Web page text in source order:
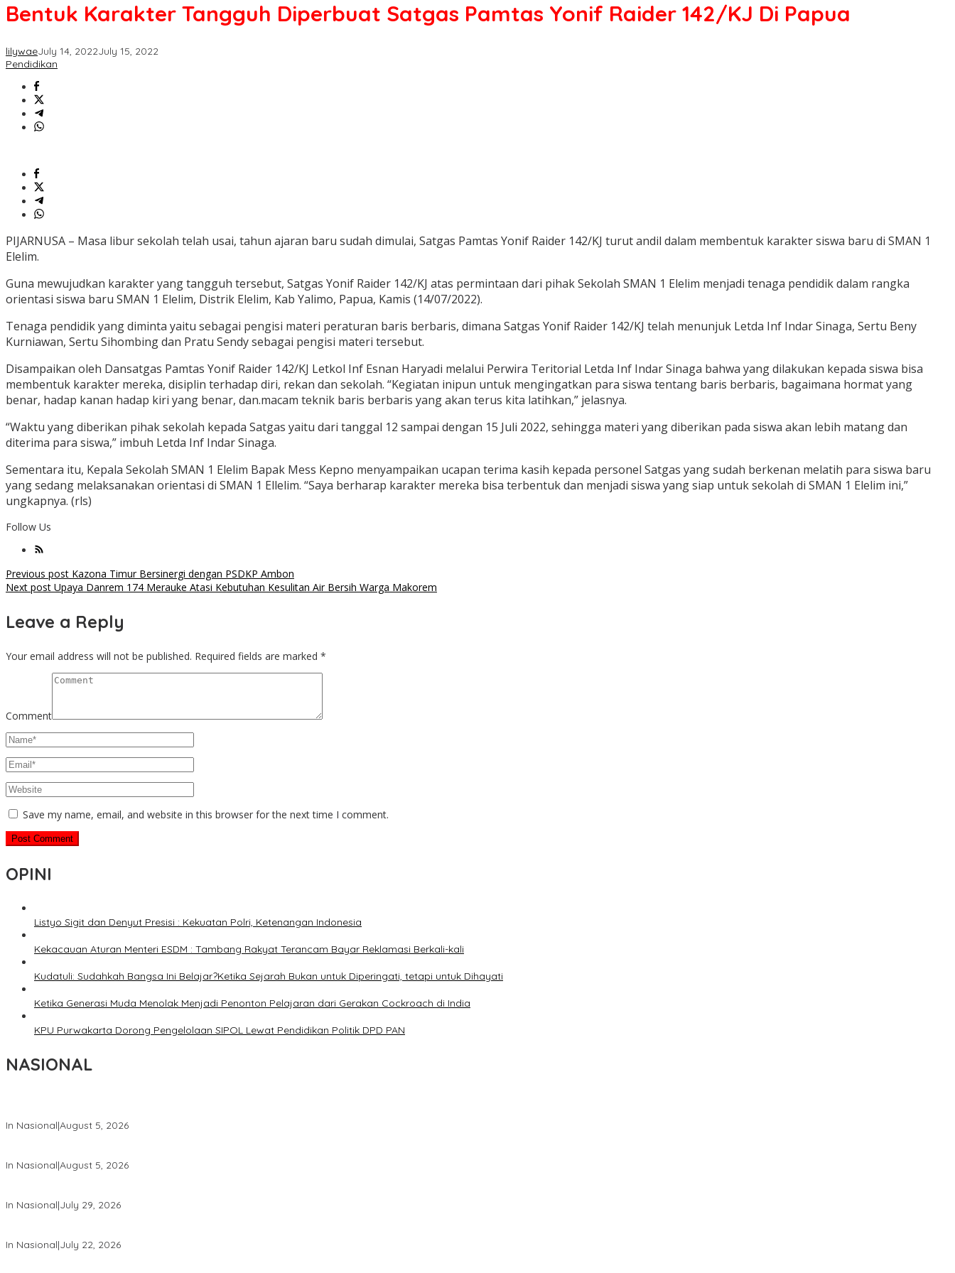
Bentuk Karakter Tangguh Diperbuat Satgas Pamtas Yonif Raider 142/KJ Di Papua
lilywaeJuly 14, 2022July 15, 2022
Pendidikan
PIJARNUSA – Masa libur sekolah telah usai, tahun ajaran baru sudah dimulai, Satgas Pamtas Yonif Raider 142/KJ turut andil dalam membentuk karakter siswa baru di SMAN 1
Elelim.
Guna mewujudkan karakter yang tangguh tersebut, Satgas Yonif Raider 142/KJ atas permintaan dari pihak Sekolah SMAN 1 Elelim menjadi tenaga pendidik dalam rangka
orientasi siswa baru SMAN 1 Elelim, Distrik Elelim, Kab Yalimo, Papua, Kamis (14/07/2022).
Tenaga pendidik yang diminta yaitu sebagai pengisi materi peraturan baris berbaris, dimana Satgas Yonif Raider 142/KJ telah menunjuk Letda Inf Indar Sinaga, Sertu Beny
Kurniawan, Sertu Sihombing dan Pratu Sendy sebagai pengisi materi tersebut.
Disampaikan oleh Dansatgas Pamtas Yonif Raider 142/KJ Letkol Inf Esnan Haryadi melalui Perwira Teritorial Letda Inf Indar Sinaga bahwa yang dilakukan kepada siswa bisa
membentuk karakter mereka, disiplin terhadap diri, rekan dan sekolah. “Kegiatan inipun untuk mengingatkan para siswa tentang baris berbaris, bagaimana hormat yang
benar, hadap kanan hadap kiri yang benar, dan.macam teknik baris berbaris yang akan terus kita latihkan,” jelasnya.
“Waktu yang diberikan pihak sekolah kepada Satgas yaitu dari tanggal 12 sampai dengan 15 Juli 2022, sehingga materi yang diberikan pada siswa akan lebih matang dan
diterima para siswa,” imbuh Letda Inf Indar Sinaga.
Sementara itu, Kepala Sekolah SMAN 1 Elelim Bapak Mess Kepno menyampaikan ucapan terima kasih kepada personel Satgas yang sudah berkenan melatih para siswa baru
yang sedang melaksanakan orientasi di SMAN 1 Ellelim. “Saya berharap karakter mereka bisa terbentuk dan menjadi siswa yang siap untuk sekolah di SMAN 1 Elelim ini,”
ungkapnya. (rls)
Follow Us
Post
navigation
Previous post Kazona Timur Bersinergi dengan PSDKP Ambon
Next post Upaya Danrem 174 Merauke Atasi Kebutuhan Kesulitan Air Bersih Warga Makorem
Leave a Reply
Your email address will not be published. Required fields are marked *
Comment
Save my name, email, and website in this browser for the next time I comment.
OPINI
Listyo Sigit dan Denyut Presisi : Kekuatan Polri, Ketenangan Indonesia
Kekacauan Aturan Menteri ESDM : Tambang Rakyat Terancam Bayar Reklamasi Berkali-kali
Kudatuli: Sudahkah Bangsa Ini Belajar?Ketika Sejarah Bukan untuk Diperingati, tetapi untuk Dihayati
Ketika Generasi Muda Menolak Menjadi Penonton Pelajaran dari Gerakan Cockroach di India
KPU Purwakarta Dorong Pengelolaan SIPOL Lewat Pendidikan Politik DPD PAN
NASIONAL
In Nasional|August 5, 2026
In Nasional|August 5, 2026
In Nasional|July 29, 2026
In Nasional|July 22, 2026